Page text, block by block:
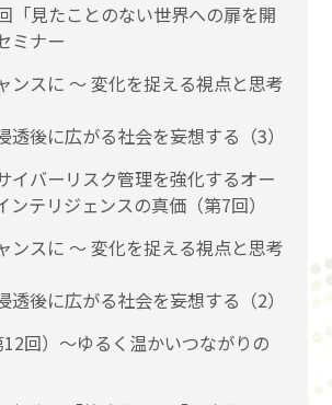
「見たことのない世界への扉を開
ミナー
ンスに 〜 変化を捉える視点と思考
透後に広がる社会を妄想する（3）
イバーリスク管理を強化するオー
ンテリジェンスの真価（第7回）
ンスに 〜 変化を捉える視点と思考
透後に広がる社会を妄想する（2）
回）～ゆるく温かいつながりの